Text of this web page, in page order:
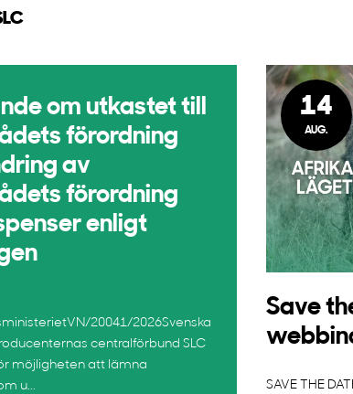
om utkastet till
förordning
av
förordning
enligt
20041/2026Svenska
centralförbund SLC
möjligheten att lämna
u...
14
AUG.
Save
SAVE THE